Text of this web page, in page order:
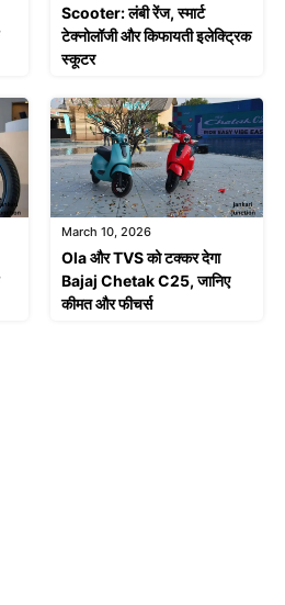
Scooter: लंबी रेंज, स्मार्ट
टेक्नोलॉजी और किफायती इलेक्ट्रिक
स्कूटर
March 10, 2026
Ola और TVS को टक्कर देगा
Bajaj Chetak C25, जानिए
कीमत और फीचर्स